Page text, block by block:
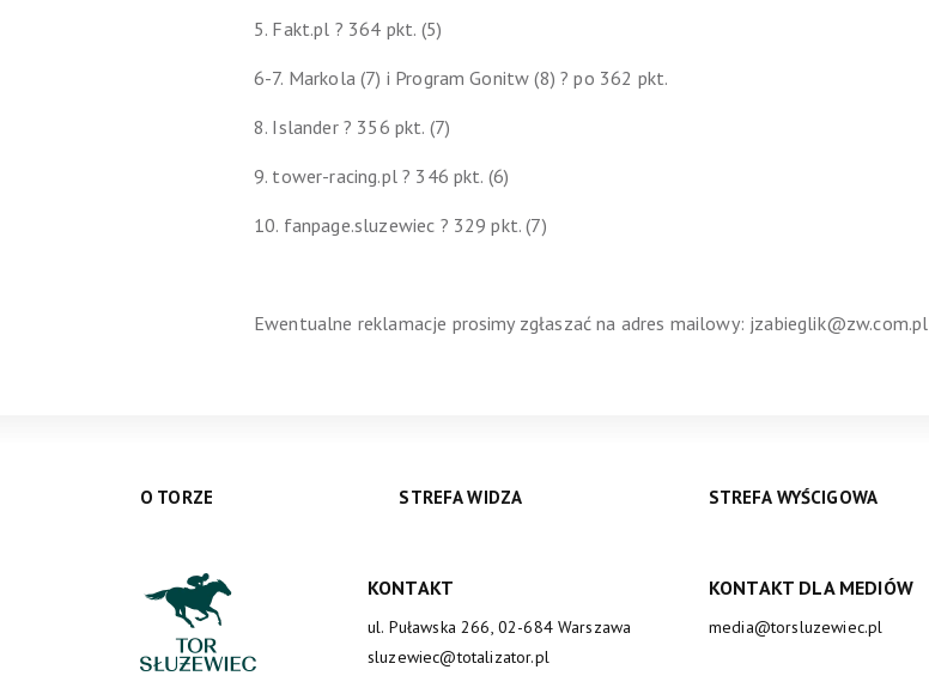
5. Fakt.pl ? 364 pkt. (5)
6-7. Markola (7) i Program Gonitw (8) ? po 362 pkt.
8. Islander ? 356 pkt. (7)
9. tower-racing.pl ? 346 pkt. (6)
10. fanpage.sluzewiec ? 329 pkt. (7)
Ewentualne reklamacje prosimy zgłaszać na adres mailowy: jzabieglik@zw.com.pl
O TORZE STREFA WIDZA STREFA WYŚCIGOWA
KONTAKT
ul. Puławska 266, 02-684 Warszawa
sluzewiec@totalizator.pl
KONTAKT DLA MEDIÓW
media@torsluzewiec.pl